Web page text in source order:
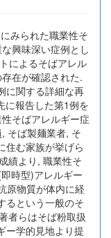
みられた職業性そ
興味深い症例とし
によるそばアレル
在が確認された.
に関する詳細な再
に報告した第1例を
そばアレルギー症
そば製麺業者, そ
住む家族が挙げら
績より, 職業性そ
時型)アレルギー
原物質が体内に経
るという一般のそ
者らはそば粉取扱
ー学的見地より提